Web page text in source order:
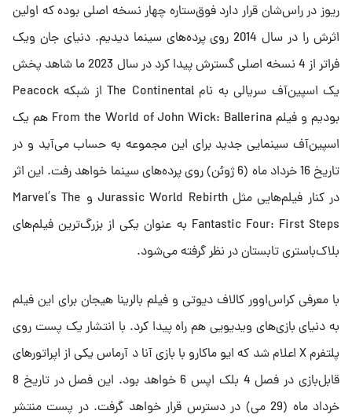
ریوز در راس‌شان قرار دارد فوق‌ستاره چهار نسخه اصلی بوده که اولین
اثرش را در سال 2014 روی پرده‌های سینما دیدیم. دنیای جان ویک
فراتر از 4 نسخه اصلی گسترش پیدا کرد در سال 2023 ما شاهد پخش
یک اسپین‌آف سریالی به نام The Continental از شبکه Peacock
بودیم و فیلم From the World of John Wick: Ballerina هم یک
اسپین‌آف سینمایی جدید برای این مجموعه به حساب می‌آید و در
تاریخ 16 خرداد ماه (6 ژوئن) روی پرده‌های سینما خواهد رفت. این اثر
در کنار فیلم‌هایی مثل Jurassic World Rebirth و Marvel’s The
Fantastic Four: First Steps به عنوان یکی از بزرگ‌ترین فیلم‌های
بلاک‌باستری تابستان در نظر گرفته می‌شود.
با معرفی کراس‌اوور کالاف دیوتی و فیلم بالرینا هیجان برای این فیلم
به دنیای بازی‌های ویدیویی هم راه پیدا کرد. با انتشار یک پست روی
پلتفرم X اعلام شد که ایو ماکارو با بازی آنا د آرماس یکی از اپراتورهای
قابل‌بازی در فصل 4 بلک اپس 6 خواهد بود. این فصل در تاریخ 8
خرداد ماه (29 می) در دسترس قرار خواهد گرفت. در پست منتشر